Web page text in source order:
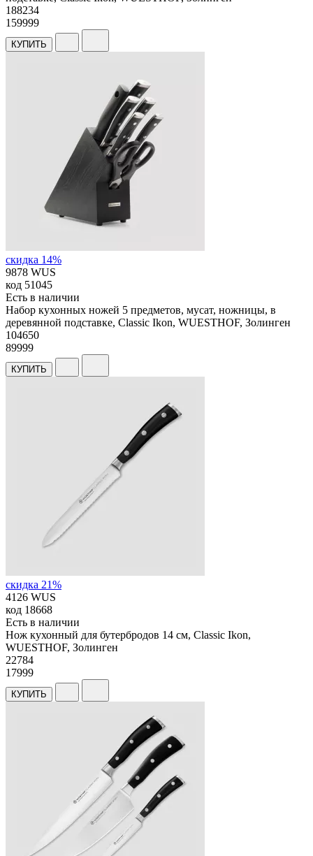
188234
159999
КУПИТЬ
скидка 14%
9878 WUS
код 51045
Есть в наличии
Набор кухонных ножей 5 предметов, мусат, ножницы, в
деревянной подставке, Classic Ikon, WUESTHOF, Золинген
104650
89999
КУПИТЬ
скидка 21%
4126 WUS
код 18668
Есть в наличии
Нож кухонный для бутербродов 14 см, Classic Ikon,
WUESTHOF, Золинген
22784
17999
КУПИТЬ